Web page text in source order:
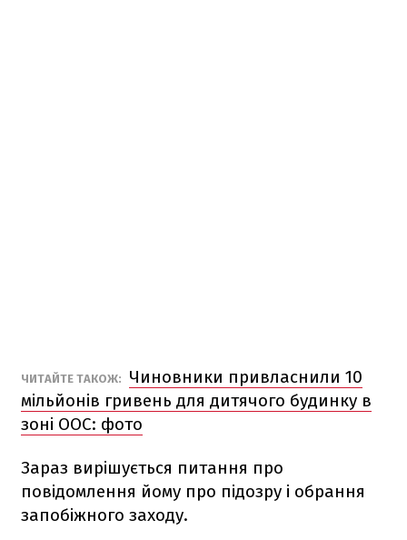
ЧИТАЙТЕ ТАКОЖ:
Чиновники привласнили 10
мільйонів гривень для дитячого будинку в
зоні ООС: фото
Зараз вирішується питання про
повідомлення йому про підозру і обрання
запобіжного заходу.